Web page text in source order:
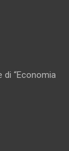
di “Economia